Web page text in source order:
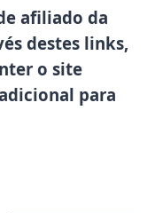
afiliado da
destes links,
o site
para